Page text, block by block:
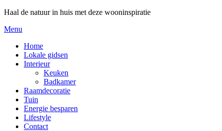
Haal de natuur in huis met deze wooninspiratie
Menu
Home
Lokale gidsen
Interieur
Keuken
Badkamer
Raamdecoratie
Tuin
Energie besparen
Lifestyle
Contact